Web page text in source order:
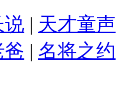
说 | 天才童声
爸 | 名将之约